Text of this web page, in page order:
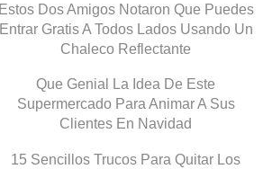
Estos Dos Amigos Notaron Que Puedes
Entrar Gratis A Todos Lados Usando Un
Chaleco Reflectante
Que Genial La Idea De Este
Supermercado Para Animar A Sus
Clientes En Navidad
15 Sencillos Trucos Para Quitar Los